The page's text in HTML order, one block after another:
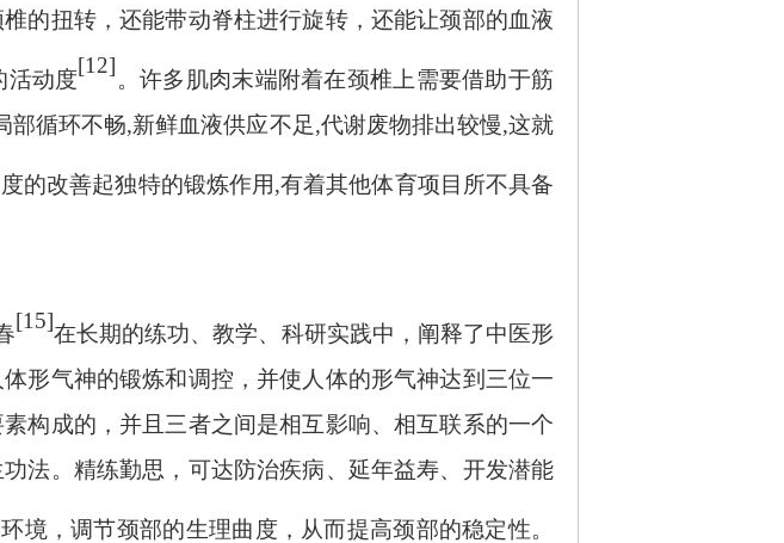
的扭转，还能带动脊柱进行旋转，还能让颈部的血液
活动度
[12]
。许多肌肉末端附着在颈椎上需要借助于筋
循环不畅,新鲜血液供应不足,代谢废物排出较慢,这就
的改善起独特的锻炼作用,有着其他体育项目所不具备
[15]
在长期的练功、教学、科研实践中，阐释了中医形
形气神的锻炼和调控，并使人体的形气神达到三位一
构成的，并且三者之间是相互影响、相互联系的一个
法。精练勤思，可达防治疾病、延年益寿、开发潜能
境，调节颈部的生理曲度，从而提高颈部的稳定性。